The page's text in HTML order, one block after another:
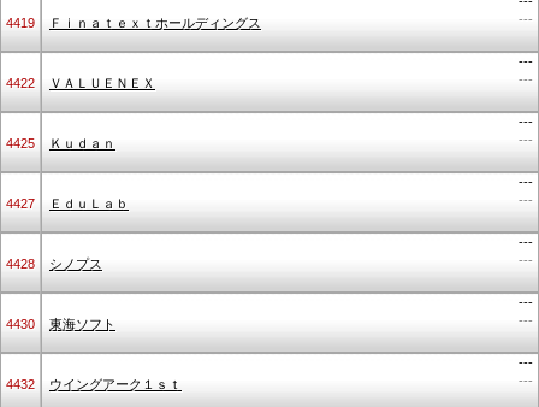
4419 Ｆｉｎａｔｅｘｔホールディングス
---
4422 ＶＡＬＵＥＮＥＸ
---
---
4425 Ｋｕｄａｎ
---
---
4427 ＥｄｕＬａｂ
---
---
4428 シノプス
---
---
4430 東海ソフト
---
---
4432 ウイングアーク１ｓｔ
---
---